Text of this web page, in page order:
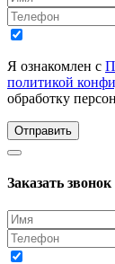
Я ознакомлен с
политикой
обработку
Отправить
Заказать звонок